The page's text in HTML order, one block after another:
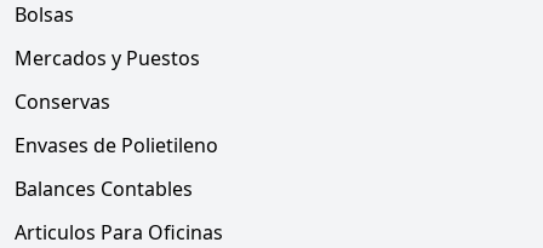
Bolsas
Mercados y Puestos
Conservas
Envases de Polietileno
Balances Contables
Articulos Para Oficinas